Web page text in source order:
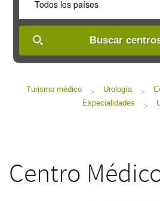
Todos los países
Buscar
Turismo médico > Urología >
Especialidades
>
Centro